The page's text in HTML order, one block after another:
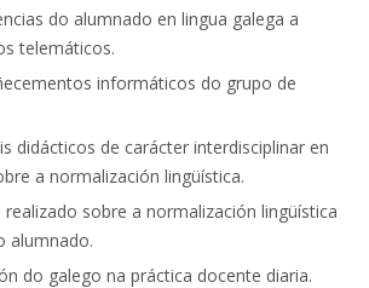
do alumnado en lingua galega a
telemáticos.
informáticos do grupo de
didácticos de carácter interdisciplinar en
a normalización lingüística.
sobre a normalización lingüística
alumnado.
do galego na práctica docente diaria.